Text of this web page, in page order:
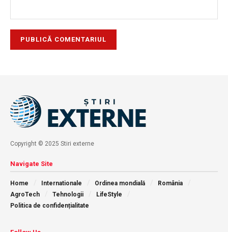
Copyright © 2025 Stiri externe
Navigate Site
Home Internationale Ordinea mondială
România
AgroTech
Tehnologii
LifeStyle
Politica de confidențialitate